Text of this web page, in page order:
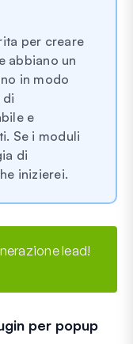
per creare
abbiano un
in modo
di
e
Se i moduli
di
inizierei.
lead!
per popup